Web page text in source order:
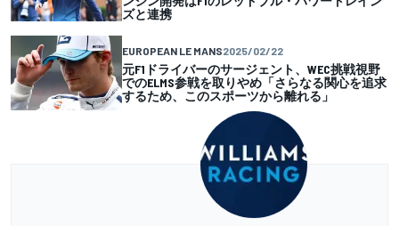
ズと連携
EUROPEAN LE MANS2025/02/22
元F1ドライバーのサージェント、WEC挑戦視野
でのELMS参戦を取りやめ「さらなる関心を追求
するため、このスポーツから離れる」